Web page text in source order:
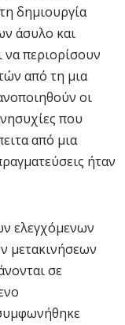
δημιουργία
άσυλο και
να περιορίσουν
από τη μια
οι
που
από μια
ήταν
ελεγχόμενων
μετακινήσεων
σε